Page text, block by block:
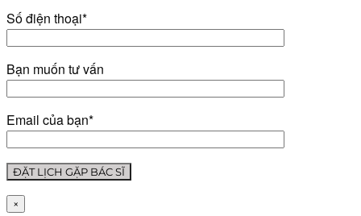
Số điện thoại*
Bạn muốn tư vấn
Email của bạn*
×